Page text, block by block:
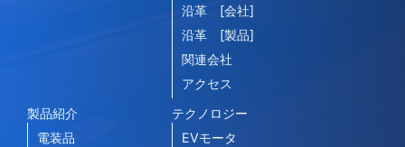
沿革 [会社]
沿革 [製品]
関連会社
アクセス
製品紹介
電装品
テクノロジー
EVモータ